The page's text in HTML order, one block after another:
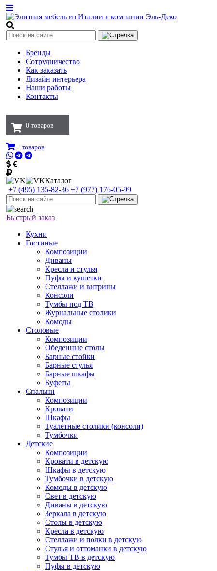
Бренды
Сотрудничество
Как заказать
Дизайн интерьера
Наши работы
Контакты
0 товаров
товаров
Каталог
+7 (495) 135-82-36 +7 (977) 176-05-99
Быстрый заказ
Кухни
Гостиные
Композиции
Диваны
Кресла и стулья
Пуфы и кушетки
Стеллажи и витрины
Консоли
Тумбы под ТВ
Журнальные столики
Комоды
Столовые
Композиции
Обеденные столы
Барные стойки
Барные стулья
Барные шкафы
Буфеты
Спальни
Композиции
Кровати
Шкафы
Туалетные столики (консоли)
Тумбочки
Детские
Композиции
Кровати в детскую
Шкафы в детскую
Тумбочки в детскую
Комоды в детскую
Свет в детскую
Диваны в детскую
Зеркала в детскую
Столы в детскую
Кресла в детскую
Стеллажи и полки в детскую
Стулья и оттоманки в детскую
Тумбы ТВ в детскую
Пуфы в детскую